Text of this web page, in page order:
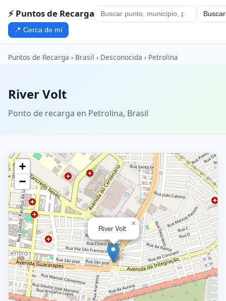
⚡ Puntos de Recarga Buscar
📍 Cerca de mí
Puntos de Recarga › Brasil › Desconocida › Petrolina
River Volt
Ponto de recarga en Petrolina, Brasil
River Volt
×
+
−